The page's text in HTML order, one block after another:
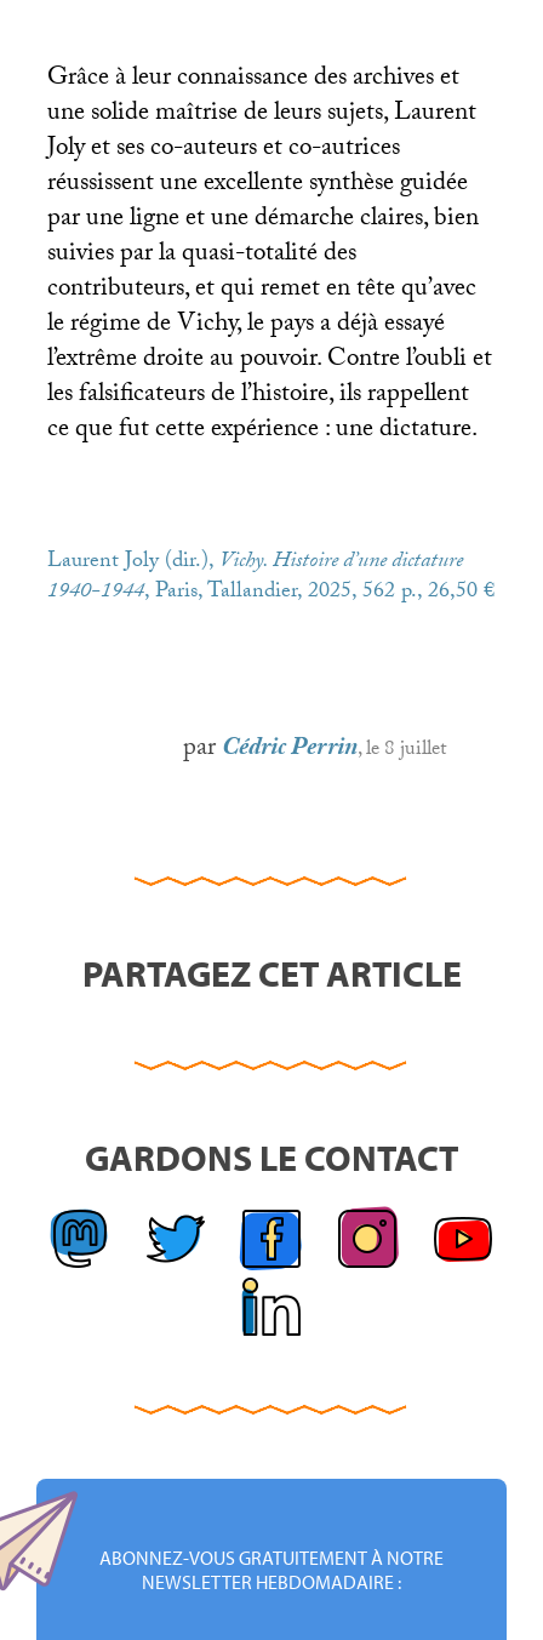
Grâce à leur connaissance des archives et
une solide maîtrise de leurs sujets, Laurent
Joly et ses co-auteurs et co-autrices
réussissent une excellente synthèse guidée
par une ligne et une démarche claires, bien
suivies par la quasi-totalité des
contributeurs, et qui remet en tête qu’avec
le régime de Vichy, le pays a déjà essayé
l’extrême droite au pouvoir. Contre l’oubli et
les falsificateurs de l’histoire, ils rappellent
ce que fut cette expérience : une dictature.
Laurent Joly (dir.), Vichy. Histoire d’une dictature
1940-1944, Paris, Tallandier, 2025, 562 p., 26,50 €
parCédric Perrin, le 8 juillet
PARTAGEZ CET ARTICLE
GARDONS LE CONTACT
ABONNEZ-VOUS GRATUITEMENT À NOTRE
NEWSLETTER HEBDOMADAIRE :